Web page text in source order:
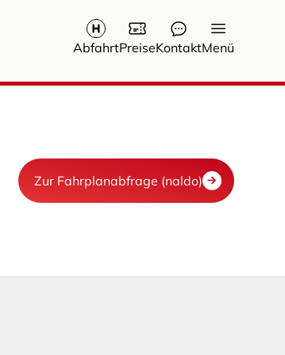
AbfahrtPreiseKontaktMenü
Zur Fahrplanabfrage (naldo)